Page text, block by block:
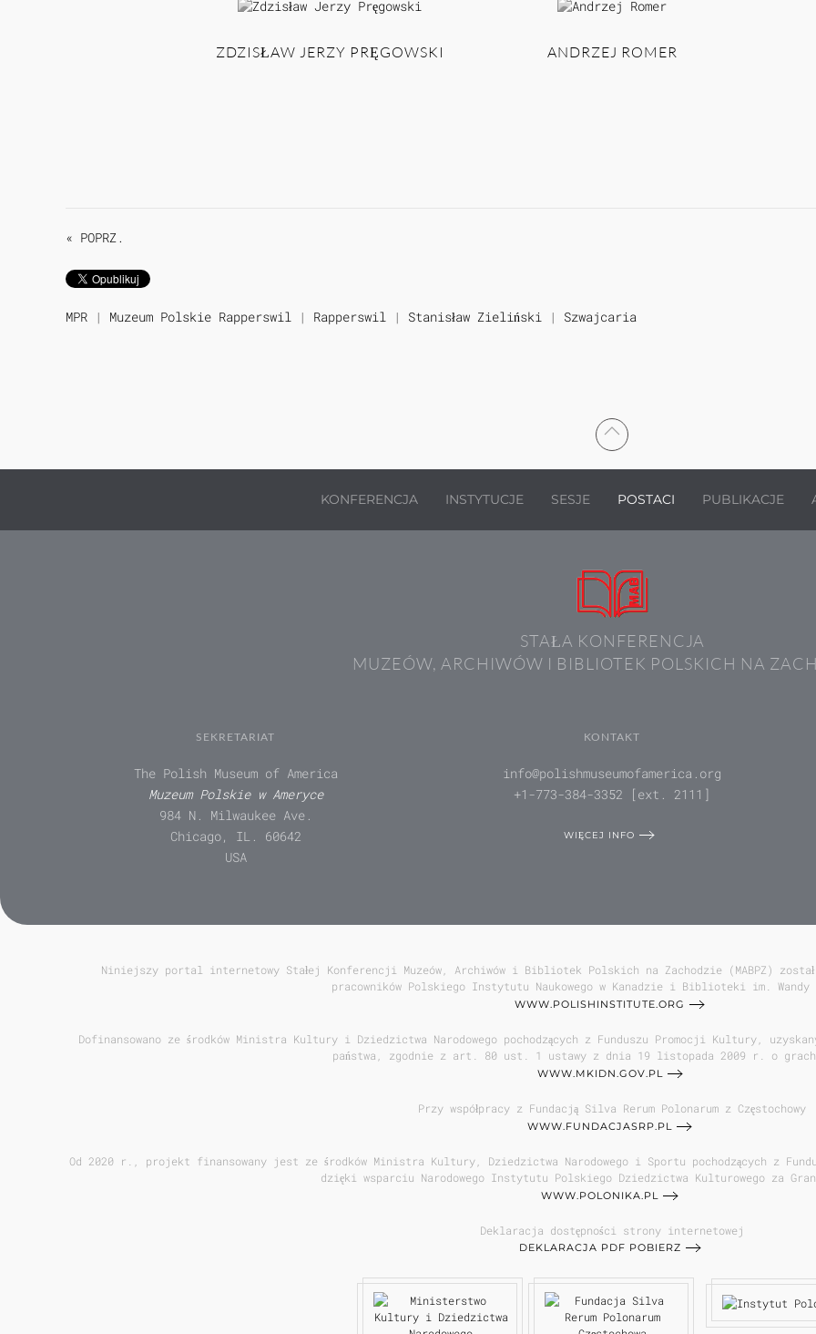
ZDZISŁAW JERZY PRĘGOWSKI ANDRZEJ ROMER
« POPRZ.
MPR | Muzeum Polskie Rapperswil | Rapperswil | Stanisław Zieliński | Szwajcaria
KONFERENCJA INSTYTUCJE SESJE POSTACI PUBLIKACJE
STAŁA KONFERENCJA
MUZEÓW, ARCHIWÓW I BIBLIOTEK POLSKICH NA
SEKRETARIAT
The Polish Museum of America
Muzeum Polskie w Ameryce
984 N. Milwaukee Ave.
Chicago, IL. 60642
USA
KONTAKT
info@polishmuseumofamerica.org
+1-773-384-3352 [ext. 2111]
WIĘCEJ INFO
Niniejszy portal internetowy Stałej Konferencji Muzeów, Archiwów i Bibliotek Polskich na Zachodzie (MABPZ)
pracowników Polskiego Instytutu Naukowego w Kanadzie i Biblioteki im. Wandy
WWW.POLISHINSTITUTE.ORG
Dofinansowano ze środków Ministra Kultury i Dziedzictwa Narodowego pochodzących z Funduszu Promocji Kultury,
państwa, zgodnie z art. 80 ust. 1 ustawy z dnia 19 listopada 2009 r. o grach
WWW.MKIDN.GOV.PL
Przy współpracy z Fundacją Silva Rerum Polonarum z Częstochowy
WWW.FUNDACJASRP.PL
Od 2020 r., projekt finansowany jest ze środków Ministra Kultury, Dziedzictwa Narodowego i Sportu pochodzących z
dzięki wsparciu Narodowego Instytutu Polskiego Dziedzictwa Kulturowego za
WWW.POLONIKA.PL
Deklaracja dostępności strony internetowej
DEKLARACJA PDF POBIERZ